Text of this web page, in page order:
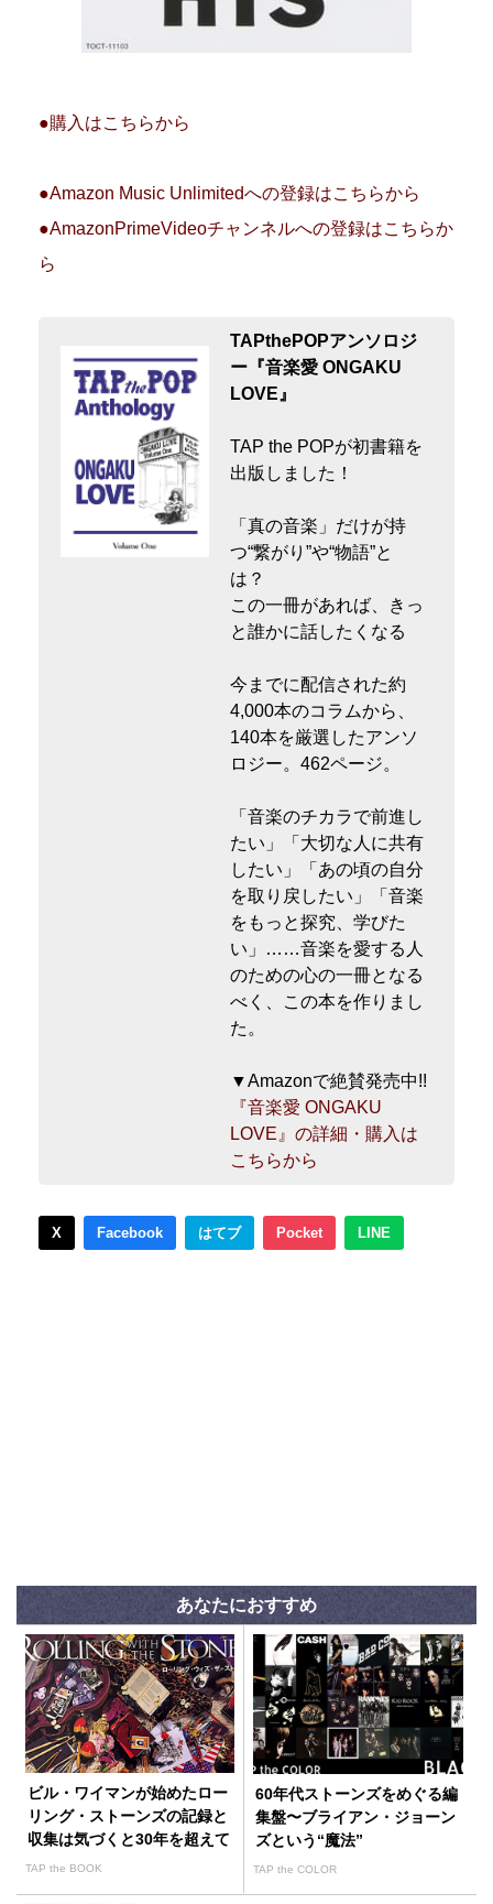
●購入はこちらから
●Amazon Music Unlimitedへの登録はこちらから
●AmazonPrimeVideoチャンネルへの登録はこちらか
ら
TAPthePOPアンソロジ
ー『音楽愛 ONGAKU
LOVE』
TAP the POPが初書籍を
出版しました！
「真の音楽」だけが持
つ“繋がり”や“物語”と
は？
この一冊があれば、きっ
と誰かに話したくなる
今までに配信された約
4,000本のコラムから、
140本を厳選したアンソ
ロジー。462ページ。
「音楽のチカラで前進し
たい」「大切な人に共有
したい」「あの頃の自分
を取り戻したい」「音楽
をもっと探究、学びた
い」……音楽を愛する人
のための心の一冊となる
べく、この本を作りまし
た。
▼Amazonで絶賛発売中!!
『音楽愛 ONGAKU
LOVE』の詳細・購入は
こちらから
X Facebook はてブ Pocket LINE
あなたにおすすめ
ビル・ワイマンが始めたロー
リング・ストーンズの記録と
収集は気づくと30年を超えて
いた
TAP the BOOK
60年代ストーンズをめぐる編
集盤〜ブライアン・ジョーン
ズという“魔法”
TAP the COLOR